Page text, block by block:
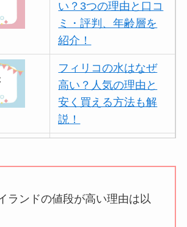
い？3つの理由と口コ
ミ・評判、年齢層を
紹介！
フィリコの水はなぜ
高い？人気の理由と
安く買える方法も解
説！
ンはなぜ人気？3つの
を紹介！
ランドの値段が高い理由は以